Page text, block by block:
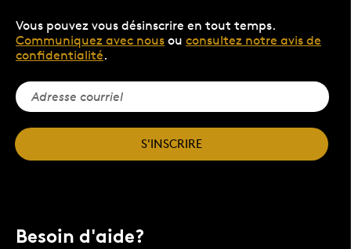
Vous pouvez vous désinscrire en tout temps.
Communiquez avec nous ou consultez notre avis de
confidentialité.
S'INSCRIRE
Besoin d'aide?